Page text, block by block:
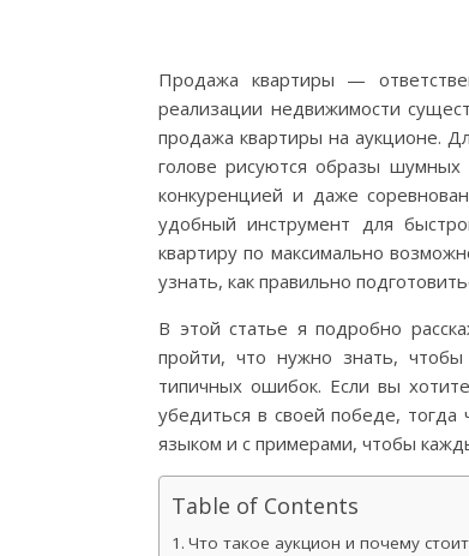
Продажа квартиры —
реализации недвижимости
продажа квартиры на аукционе.
голове рисуются образы
конкуренцией и даже
удобный инструмент для
квартиру по максимально
узнать, как правильно
В этой статье я подробно
пройти, что нужно знать,
типичных ошибок. Если вы
убедиться в своей победе,
языком и с примерами, чтобы
Table of Contents
Что такое аукцион и почему